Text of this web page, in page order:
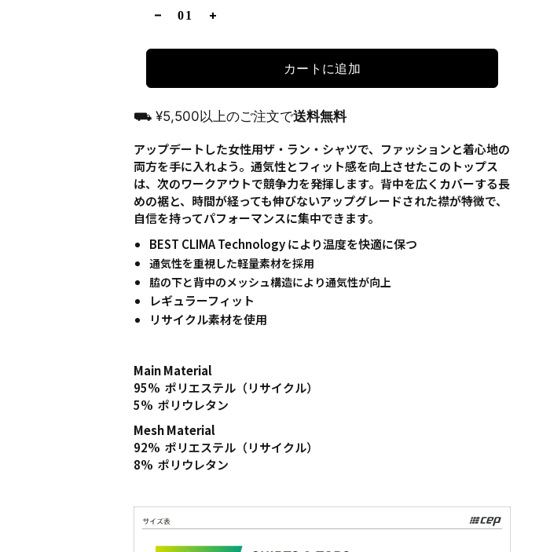
カートに追加
⛟ ¥5,500以上のご注文で送料無料
アップデートした女性用ザ・ラン・シャツで、ファッションと着心地の
両方を手に入れよう。通気性とフィット感を向上させたこのトップス
は、次のワークアウトで競争力を発揮します。背中を広くカバーする長
めの裾と、時間が経っても伸びないアップグレードされた襟が特徴で、
自信を持ってパフォーマンスに集中できます。
BEST CLIMA Technology により温度を快適に保つ
通気性を重視した軽量素材を採用
脇の下と背中のメッシュ構造により通気性が向上
レギュラーフィット
リサイクル素材を使用
Main Material
95% ポリエステル（リサイクル）
5% ポリウレタン
Mesh Material
92% ポリエステル（リサイクル）
8% ポリウレタン